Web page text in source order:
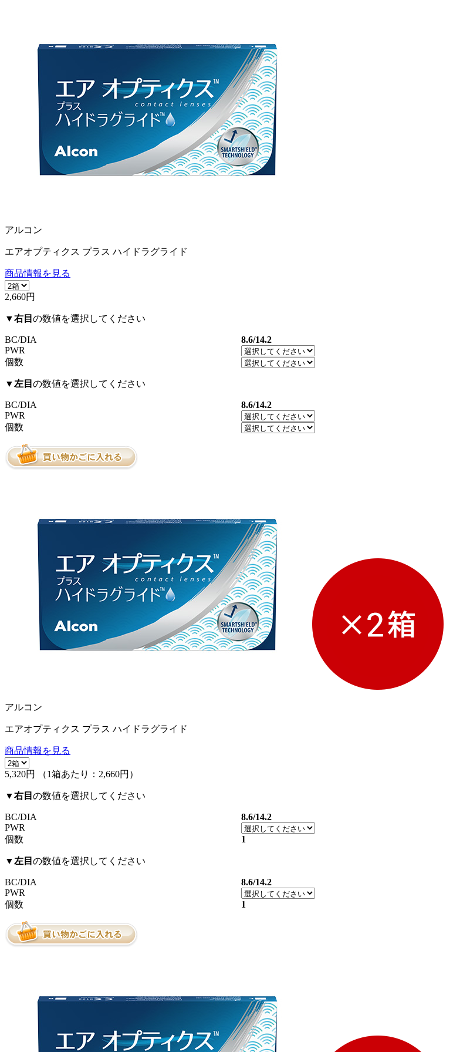
アルコン
エアオプティクス プラス ハイドラグライド
商品情報を見る
2,660円
▼右目 の数値を選択してください
BC/DIA
8.6/14.2
PWR
個数
▼左目 の数値を選択してください
BC/DIA
8.6/14.2
PWR
個数
アルコン
エアオプティクス プラス ハイドラグライド
商品情報を見る
5,320円 （1箱あたり： 2,660円 ）
▼右目 の数値を選択してください
BC/DIA
8.6/14.2
PWR
個数
1
▼左目 の数値を選択してください
BC/DIA
8.6/14.2
PWR
個数
1